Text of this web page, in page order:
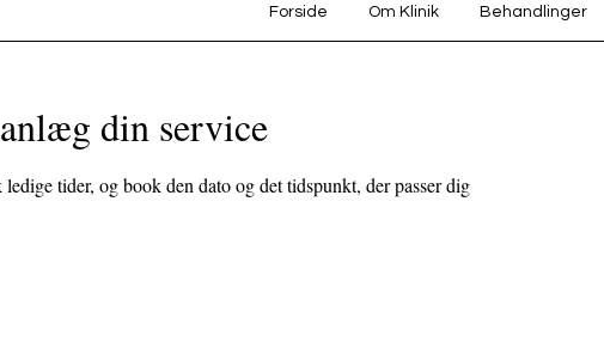
Forside Om Klinik Behandlinger
din service
tider, og book den dato og det tidspunkt, der passer dig